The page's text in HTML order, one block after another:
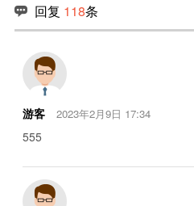
回复 118条
游客 2023年2月9日 17:34
555